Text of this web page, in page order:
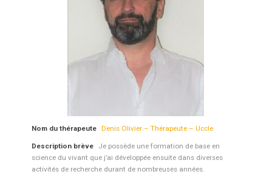
Nom du thérapeute Denis Olivier – Thérapeute – Uccle
Description brève
Je possède une formation de base en
science du vivant que j’ai développée ensuite dans diverses
activités de recherche durant de nombreuses années.